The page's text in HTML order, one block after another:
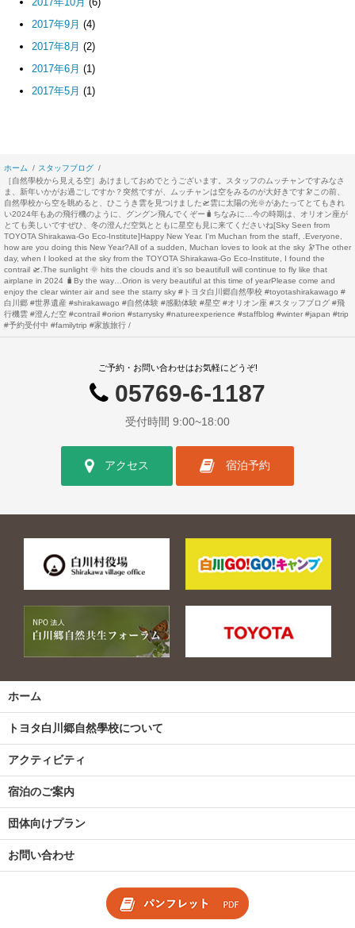
2017年9月 (4)
2017年8月 (2)
2017年6月 (1)
2017年5月 (1)
ホーム
スタッフブログ
［自然學校から見える空］あけましておめでとうございます。スタッフのムッチャンですみなさ
ま、新年いかがお過ごしですか？突然ですが、ムッチャンは空をみるのが大好きです🔭この前、
自然學校から空を眺めると、ひこうき雲を見つけました🛫️雲に太陽の光🌞があたってとてもきれ
い2024年もあの飛行機のように、グングン飛んでくぞー🧳ちなみに…今の時期は、オリオン座が
とても美しいですぜひ、冬の澄んだ空気とともに星空も見に来てくださいね[Sky Seen from
TOYOTA Shirakawa-Go Eco-Institute]Happy New Year. I'm Muchan from the staff, .Everyone,
how are you doing this New Year?All of a sudden, Muchan loves to look at the sky 🔭The other
day, when I looked at the sky from the TOYOTA Shirakawa-Go Eco-Institute, I found the
contrail 🛫️.The sunlight 🌞 hits the clouds and it’s so beautifulI will continue to fly like that
airplane in 2024 🧳By the way…Orion is very beautiful at this time of yearPlease come and
enjoy the clear winter air and see the starry sky #トヨタ白川郷自然學校 #toyotashirakawago #
白川郷 #世界遺産 #shirakawago #自然体験 #感動体験 #星空 #オリオン座 #スタッフブログ #飛
行機雲 #澄んだ空 #contrail #orion #starrysky #natureexperience #staffblog #winter #japan #trip
#予約受付中 #familytrip #家族旅行
ご予約・お問い合わせはお気軽にどうぞ!
05769-6-1187
受付時間 9:00~18:00
アクセス 宿泊予約
ホーム
トヨタ白川郷自然學校について
アクティビティ
宿泊のご案内
団体向けプラン
お問い合わせ